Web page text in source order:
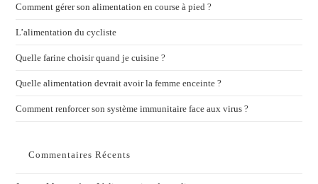
Comment gérer son alimentation en course à pied ?
L’alimentation du cycliste
Quelle farine choisir quand je cuisine ?
Quelle alimentation devrait avoir la femme enceinte ?
Comment renforcer son système immunitaire face aux virus ?
Commentaires Récents